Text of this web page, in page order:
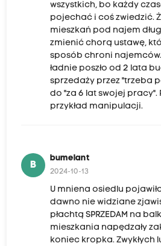
wszystkich, bo każdy
pojechać i coś zwiedzić.
mieszkań pod najem
zmienić chorą ustawę,
sposób chroni
ładnie poszło od 2 lata
sprzedaży przez "trzeba
do "za 6 lat swojej pracy".
przykład manipulacji.
B
bumelant
2024-10-13
U mniena osiedlu
dawno nie widziane
płachtą SPRZEDAM na
mieszkania napędzały
koniec kropka. Zwykłych